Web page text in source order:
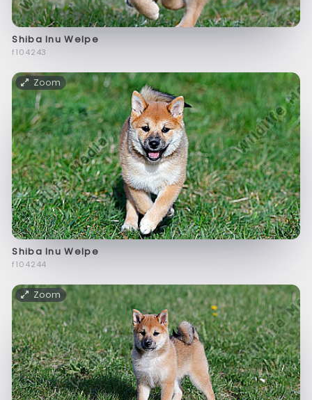
Shiba Inu Welpe
f104243
Zoom
Shiba Inu Welpe
f104244
Zoom